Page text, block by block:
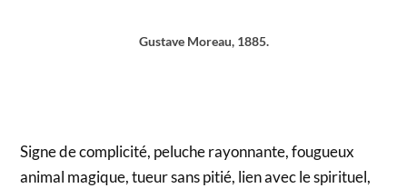
Gustave Moreau, 1885.
Signe de complicité, peluche rayonnante, fougueux
animal magique, tueur sans pitié, lien avec le spirituel,